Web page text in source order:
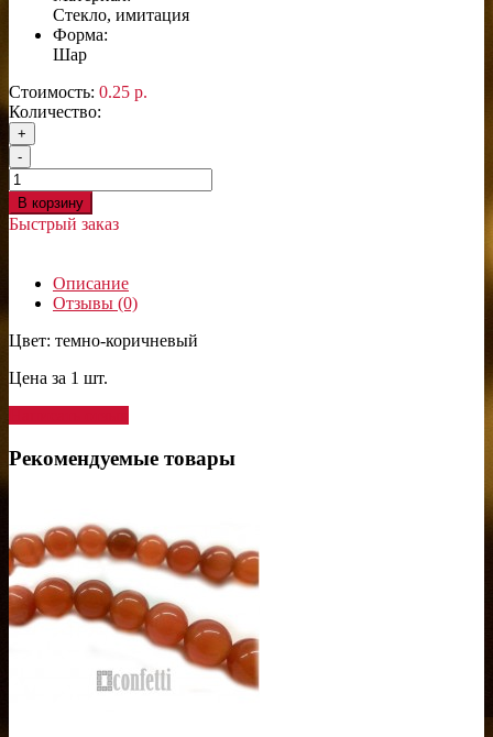
Стекло, имитация
Форма:
Шар
Стоимость: 0.25 р.
Количество:
+
-
В корзину
Быстрый заказ
Описание
Отзывы (0)
Цвет: темно-коричневый
Цена за 1 шт.
Рекомендуемые товары